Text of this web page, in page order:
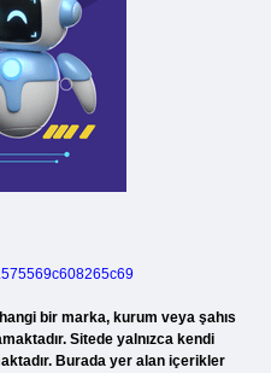
bir marka, kurum veya şahıs
Sitede yalnızca kendi
Burada yer alan içerikler